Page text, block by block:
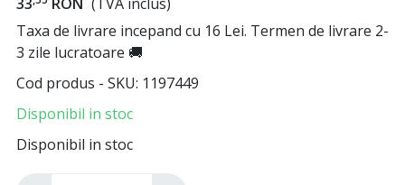
Taxa de livrare incepand cu 16 Lei. Termen de livrare 2-
3 zile lucratoare 🚚
Cod produs - SKU 1197449
Disponibil in stoc
Disponibil in stoc